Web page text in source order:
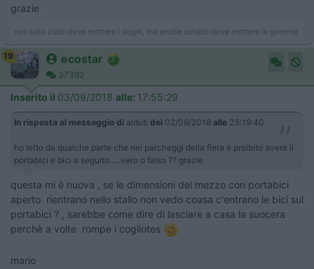
grazie
non solo cielo dove mettere i sogni, ma anche asfalto dove mettere le gomme
19 ecostar
37392
Inserito il 03/09/2018 alle: 17:55:29
In risposta al messaggio di alduti del 02/09/2018 alle 23:19:40
ho letto da qualche parte che nei parcheggi della fiera è proibito avere il
portabici e bici a seguito…..vero o falso ?? grazie
questa mi è nuova , se le dimensioni del mezzo con portabici
aperto rientrano nello stallo non vedo coasa c'entrano le bici sul
portabici ? , sarebbe come dire di lasciare a casa la suocera
perchè a volte rompe i cogliotes
mario